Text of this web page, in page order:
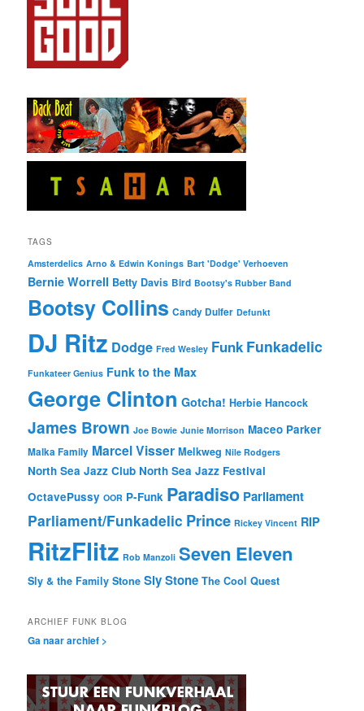
TAGS
Amsterdelics Arno & Edwin Konings Bart 'Dodge' Verhoeven
Bernie Worrell Betty Davis Bird Bootsy's Rubber Band
Bootsy Collins Candy Dulfer Defunkt
DJ Ritz Dodge Fred Wesley Funk Funkadelic
Funkateer Genius Funk to the Max
George Clinton Gotcha! Herbie Hancock
James Brown Joe Bowie Junie Morrison Maceo Parker
Malka Family Marcel Visser Melkweg Nile Rodgers
North Sea Jazz Club North Sea Jazz Festival
OctavePussy OOR P-Funk Paradiso Parliament
Parliament/Funkadelic Prince Rickey Vincent RIP
RitzFlitz Rob Manzoli Seven Eleven
Sly & the Family Stone Sly Stone The Cool Quest
ARCHIEF FUNK BLOG
Ga naar archief >